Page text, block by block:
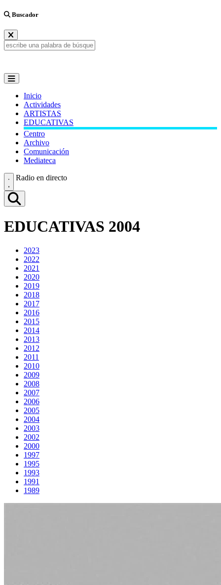
Buscador
Inicio
Actividades
ARTISTAS
EDUCATIVAS
Centro
Archivo
Comunicación
Mediateca
Radio en directo
EDUCATIVAS 2004
2023
2022
2021
2020
2019
2018
2017
2016
2015
2014
2013
2012
2011
2010
2009
2008
2007
2006
2005
2004
2003
2002
2000
1997
1995
1993
1991
1989